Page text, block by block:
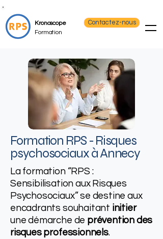
Kronoscope
Formation
Contactez-nous
Formation RPS - Risques
psychosociaux​ à Annecy
La formation “RPS :
Sensibilisation aux Risques
Psychosociaux” se destine aux
encadrants souhaitant initier
une démarche de prévention des
risques professionnels.